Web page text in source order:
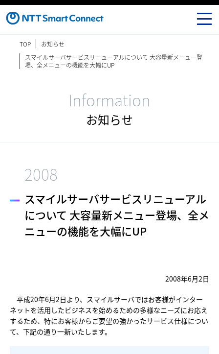
TOP
お知らせ
スマイルサーバサービスリニューアルについて 大容量新メニュー登
場、全メニューの機能を大幅にUP
Information
お知らせ
2008
スマイルサーバサービスリニューアル
について 大容量新メニュー登場、全メ
ニューの機能を大幅にUP
2008年6月2日
平成20年6月2日より、スマイルサーバではお客様がインター
ネットを活用したビジネスを始めるための多様なニーズにお応え
するため、特にお客様からご要望の強かったサービス仕様につい
て、下記の通り一新いたします。